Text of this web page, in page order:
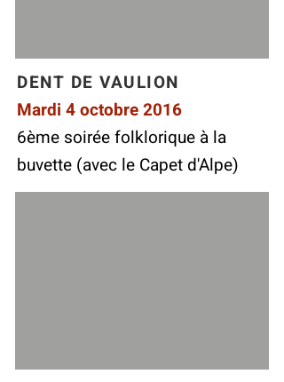
DENT DE VAULION
Mardi 4 octobre 2016
6ème soirée folklorique à la
buvette (avec le Capet d'Alpe)